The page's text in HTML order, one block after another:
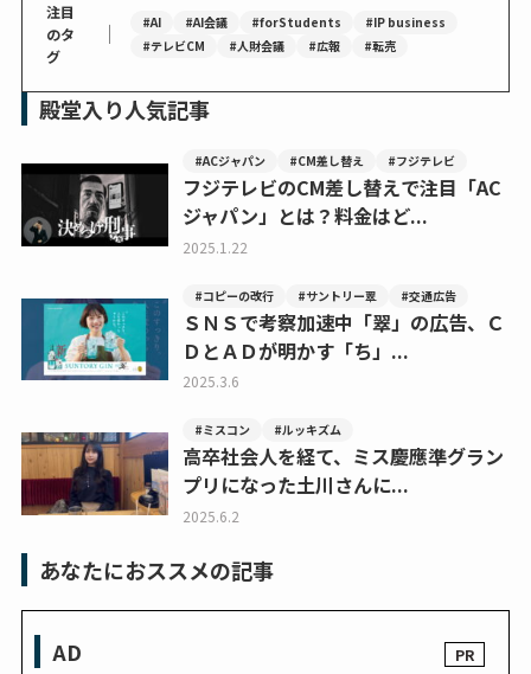
注目
のタ
グ
｜ #AI #AI会議 #forStudents
#IP business
#テレビCM
#人財会議 #広報 #転売
殿堂入り人気記事
#ACジャパン #CM差し替え #フジテレビ
フジテレビのCM差し替えで注目「AC
ジャパン」とは？料金はど...
2025.1.22
#コピーの改行 #サントリー翠 #交通広告
ＳＮＳで考察加速中「翠」の広告、Ｃ
ＤとＡＤが明かす「ち」...
2025.3.6
#ミスコン #ルッキズム
高卒社会人を経て、ミス慶應準グラン
プリになった土川さんに...
2025.6.2
あなたにおススメの記事
AD